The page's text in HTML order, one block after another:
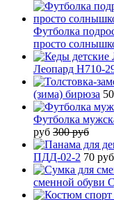
Футболка
просто
Леопард H710-
(зима) бирюза
Футболка
руб 300 руб
ПДД-02-2 70 руб
сменной обуви